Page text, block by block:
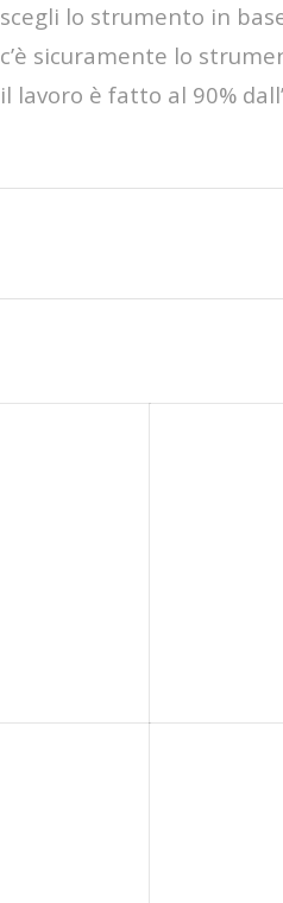
scegli lo strumento in
c’è sicuramente lo
il lavoro è fatto al 90%